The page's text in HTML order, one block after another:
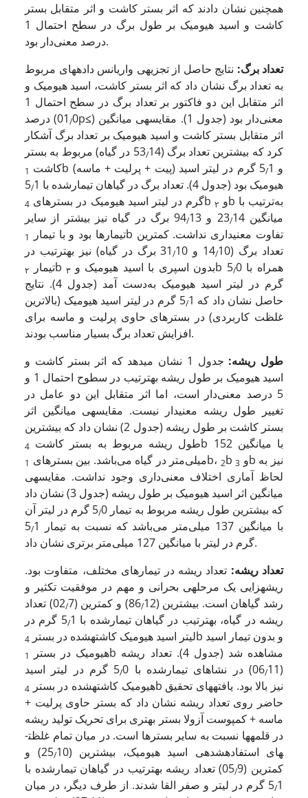
همچنین نشان دادند که اثر بستر کاشت و اثر متقابل بستر
کاشت و اسید هیومیک بر طول برگ در سطح احتمال 1
درصد معنی‌دار بود.
تعداد برگ: نتایج حاصل از تجزیه­ی واریانس داده­های مربوط
به تعداد برگ نشان داد که اثر بستر کاشت، اسید هیومیک و
اثر متقابل این دو فاکتور بر تعداد برگ در سطح احتمال 1
درصد (01/ 0p≤) معنی‌دار بود (جدول 1). مقایسه­ی میانگین
اثر متقابل بستر کاشت و اسید هیومیک بر تعداد برگ آشکار
کرد که بیشترین تعداد برگ (53
/
14 در گیاه) مربوط به بستر
کاشت 1 b (پیت + پرلیت + ماسه) و 5 /
1 گرم در لیتر اسید
هیومیک بود (جدول 4). تعداد برگ در گیاهان تیمارشده با 5
/1
گرم در لیتر اسید هیومیک در بسترهای 4 b و ۲
b به‌ترتیب با
میانگین 23
/14 و 94 /
13 برگ در گیاه نیز بیشتر از سایر
تیمارها بود و با تیمار
1
b تفاوت معنی­داری نداشت. کمترین
تعداد برگ (14
/10 و 31 /
10 برگ در گیاه) نیز به­ترتیب در
تیمار
۲ b بدون اسپری با اسید هیومیک و ۳ b همراه با 5 /0
گرم در لیتر اسید هیومیک به‌دست آمد (جدول 4). نتایج
حاصل نشان داد که 5
/
1 گرم در لیتر اسید هیومیک (بالاترین
غلظت کاربردی) در بسترهای حاوی پرلیت و ماسه برای
افزایش تعداد برگ بسیار مناسب بودند.
طول ریشه:
جدول 1 نشان می­دهد که اثر بستر کاشت و
اسید هیومیک بر طول‌ ریشه به­ترتیب در سطوح احتمال 1 و
5 درصد معنی‌دار است، اما اثر متقابل این دو عامل در
تغییر طول ریشه معنی­دار نیست. مقایسه­ی میانگین اثر
بستر کاشت بر طول‌ ریشه (جدول 2) نشان داد که بیشترین
طول‌ ریشه مربوط به بستر کاشت 4
b با میانگین 152
میلی‌متر در گیاه می‌باشد. بین بسترهای 1 b، 2 b و 3
b نیز به
لحاظ آماری اختلاف معنی‌داری وجود نداشت. مقایسه­ی
میانگین اثر اسید هیومیک بر طول‌ ریشه (جدول 3) نشان داد
که بیشترین طول‌ ریشه مربوط به تیمار 5
/
0 گرم در لیتر آن
با میانگین 137 میلی‌متر می‌باشد که نسبت به تیمار 5
/1
گرم در لیتر با میانگین 127 میلی‌متر برتری نشان داد.
تعداد ریشه: تعداد ریشه در تیمارهای مختلف، متفاوت بود.
ریشه­زایی یک مرحله­ی بحرانی و مهم در موفقیت تکثیر و
رشد گیاهان است. بیشترین (86
/12) و کمترین (02 /
7) تعداد
ریشه در گیاه، به­ترتیب در گیاهان تیمارشده با 5
/
1 ­گرم در
لیتر اسید هیومیک کاشته­شده در بستر 4
b و بدون تیمار اسید
هیومیک در بستر 1
b مشاهده شد (جدول 4). تعداد ریشه
(06
/11) در نشاهای تیمارشده با 5 /
0 ­گرم در لیتر اسید
هیومیک کاشته­شده در بستر 4
b نیز بالا بود. یافته­های تحقیق
حاضر روی تعداد ریشه نشان داد که بستر حاوی پرلیت +
ماسه + کمپوست آزولا بستر بهتری برای تحریک تولید ریشه
در قلمه­ها نسبت به سایر بسترها است. در میان تمام غلظت­
های استفاده­شده­ی اسید هیومیک، بیشترین (25
/
10) و
کمترین (05 /
9) تعداد ریشه به­ترتیب در گیاهان تیمارشده با
5/
1 ­گرم در لیتر و صفر القا شدند. از طرف دیگر، در میان